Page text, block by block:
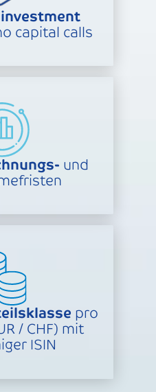
capital calls
und
pro
/ CHF) mit
ISIN